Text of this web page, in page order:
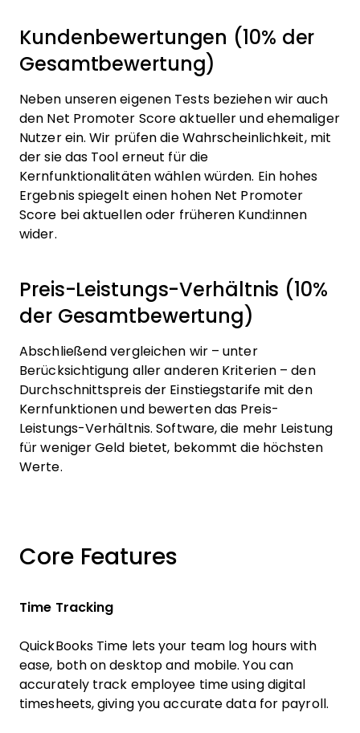
Kundenbewertungen (10% der
Gesamtbewertung)
Neben unseren eigenen Tests beziehen wir auch
den Net Promoter Score aktueller und ehemaliger
Nutzer ein. Wir prüfen die Wahrscheinlichkeit, mit
der sie das Tool erneut für die
Kernfunktionalitäten wählen würden. Ein hohes
Ergebnis spiegelt einen hohen Net Promoter
Score bei aktuellen oder früheren Kund:innen
wider.
Preis-Leistungs-Verhältnis (10%
der Gesamtbewertung)
Abschließend vergleichen wir – unter
Berücksichtigung aller anderen Kriterien – den
Durchschnittspreis der Einstiegstarife mit den
Kernfunktionen und bewerten das Preis-
Leistungs-Verhältnis. Software, die mehr Leistung
für weniger Geld bietet, bekommt die höchsten
Werte.
Core Features
Time Tracking
QuickBooks Time lets your team log hours with
ease, both on desktop and mobile. You can
accurately track employee time using digital
timesheets, giving you accurate data for payroll.